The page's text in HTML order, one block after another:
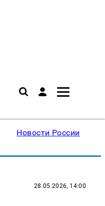
Новости России
28.05.2026, 14:00